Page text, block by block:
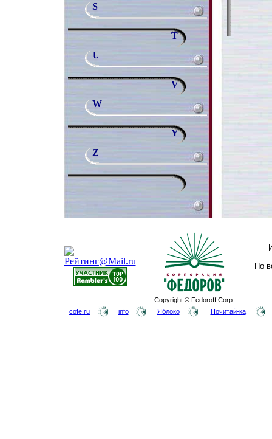
S
T
U
V
W
Y
Z
Copyright © Fedoroff Corp.
По
cofe.ru info Яблоко Почитай-ка